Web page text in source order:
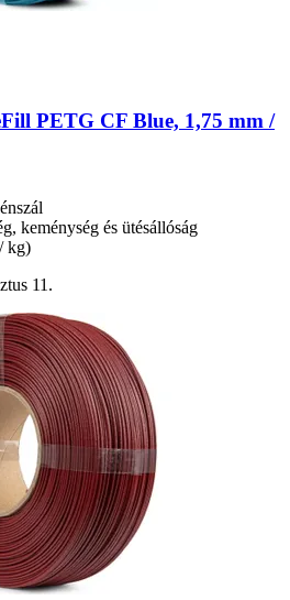
PETG CF Blue, 1,75 mm /
keménység és ütésállóság
kg)
11.